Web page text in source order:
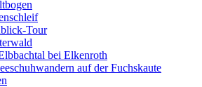
Tour
bei Elkenroth
auf der Fuchskaute